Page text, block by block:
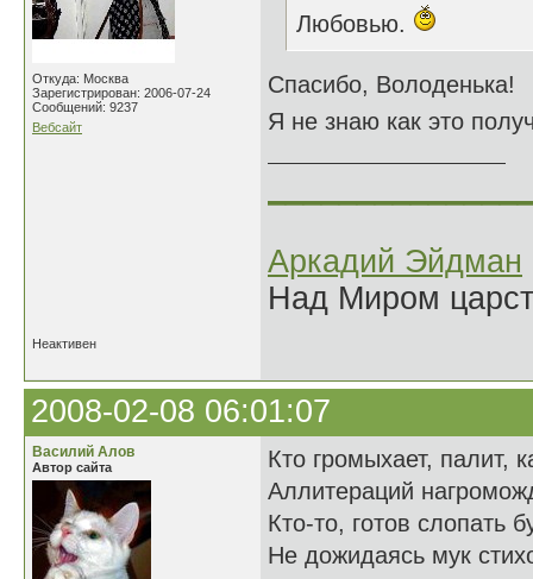
Откуда: Москва
Зарегистрирован: 2006-07-24
Сообщений: 9237
Вебсайт
Любовью.
Спасибо, Володенька!
Я не знаю как это
Аркадий Эйдман
Над Миром
Неактивен
2008-02-08 06:01:07
Василий Алов
Автор сайта
Кто громыхает, палит,
Аллитераций
Кто-то, готов слопать
Не дожидаясь мук